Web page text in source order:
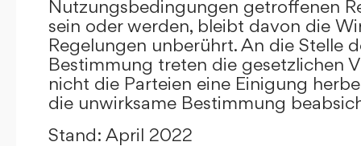
Nutzungsbedingungen getroffenen
sein oder werden, bleibt davon die
Regelungen unberührt. An die Stelle
Bestimmung treten die gesetzlichen
nicht die Parteien eine Einigung
die unwirksame Bestimmung
Stand: April 2022